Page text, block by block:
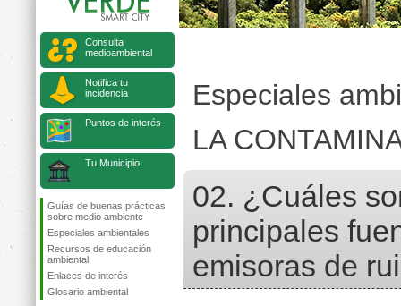
Consulta
medioambiental
Notifica tu
incidencia
Puntos de interés
Tu Municipio
Guías de buenas prácticas
sobre medio ambiente
Especiales ambientales
Recursos de educación
ambiental
Enlaces de interés
Glosario ambiental
Especiales
LA
02. ¿Cuáles
principales
emisoras de